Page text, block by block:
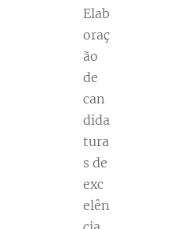
Elab
oraç
ão
de
can
dida
tura
s de
exc
elên